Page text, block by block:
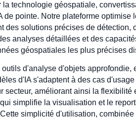
technologie géospatiale,
pointe. Notre plateforme
des solutions précises de
analyses détaillées et des
géospatiales les plus précises
d'analyse d'objets
d'IA s'adaptent à des cas
améliorant ainsi la
simplifie la visualisation et le
simplicité d'utilisation,